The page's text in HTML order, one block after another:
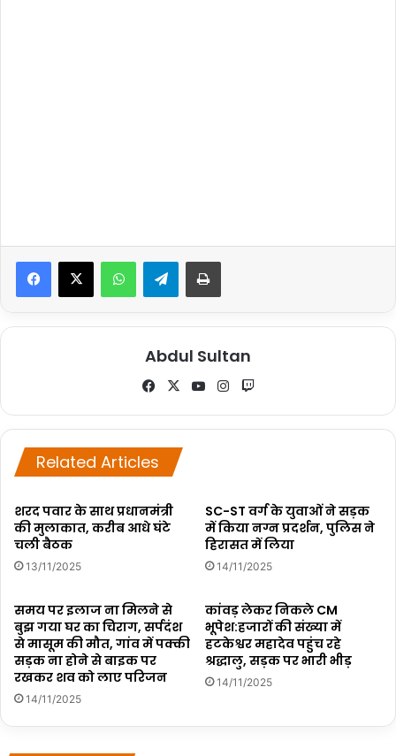
Telegram
Abdul Sultan
Fa
bo
ok
X
Yo
ub
Ins
ra
h
Related Articles
शरद पवार के साथ प्रधानमंत्री
की मुलाकात, करीब आधे घंटे
चली बैठक
13/11/2025
SC-ST वर्ग के युवाओं ने सड़क
में किया नग्न प्रदर्शन, पुलिस ने
हिरासत में लिया
14/11/2025
समय पर इलाज ना मिलने से
बुझ गया घर का चिराग, सर्पदंश
से मासूम की मौत, गांव में पक्की
सड़क ना होने से बाइक पर
रखकर शव को लाए परिजन
14/11/2025
कांवड़ लेकर निकले CM
भूपेश:हजारों की संख्या में
हटकेश्वर महादेव पहुंच रहे
श्रद्धालु, सड़क पर भारी भीड़
14/11/2025